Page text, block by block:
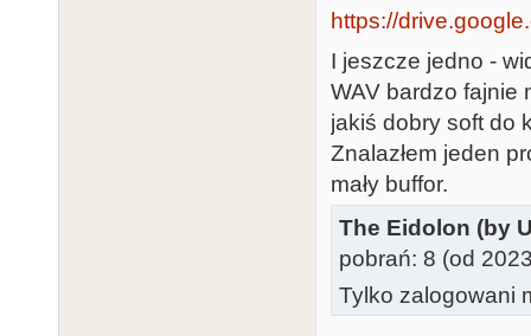
https://
I jeszcze jedno -
WAV bardzo fajnie
jakiś dobry soft do
Znalazłem jeden
mały buffor.
The Eidolon (by
pobrań: 8 (od
Tylko zalogowani